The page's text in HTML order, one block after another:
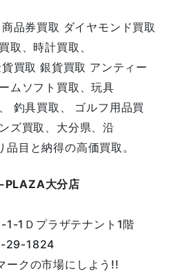
品券買取 ダイヤモンド買取
取、時計買取、
買取 銀貨買取 アンティー
ムソフト買取、玩具
釣具買取、 ゴルフ用品買
ズ買取、大分県、沿
目と納得の高価買取。
PLAZA大分店
1-1Ｄプラザテナント1階
29-1824
ークの市場にしよう!!